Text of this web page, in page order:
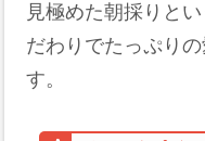
見極めた朝採りと
だわりでたっぷり
す。